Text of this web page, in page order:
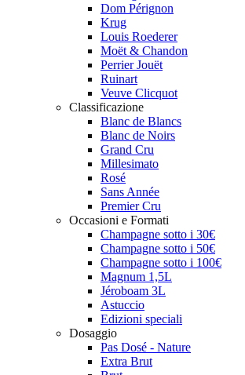
Dom Pérignon
Krug
Louis Roederer
Moët & Chandon
Perrier Jouët
Ruinart
Veuve Clicquot
Classificazione
Blanc de Blancs
Blanc de Noirs
Grand Cru
Millesimato
Rosé
Sans Année
Premier Cru
Occasioni e Formati
Champagne sotto i 30€
Champagne sotto i 50€
Champagne sotto i 100€
Magnum 1,5L
Jéroboam 3L
Astuccio
Edizioni speciali
Dosaggio
Pas Dosé - Nature
Extra Brut